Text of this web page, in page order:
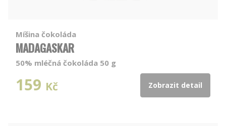
Míšina čokoláda
MADAGASKAR
50% mléčná čokoláda 50 g
159 Kč Zobrazit detail